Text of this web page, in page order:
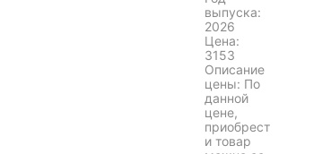
выпуска:
2026
Цена:
3153
Описание
цены: По
данной
цене,
приобрест
и товар